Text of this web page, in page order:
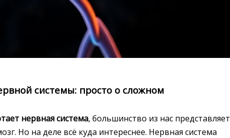
системы: просто о сложном
нервная система, большинство из нас представляет
Но на деле всё куда интереснее. Нервная система